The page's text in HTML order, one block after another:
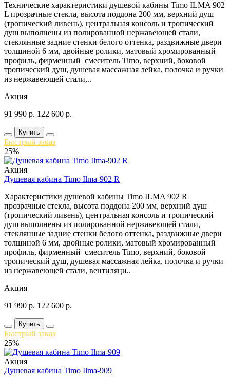
Технические характеристики душевой кабины Timo ILMA 902
L прозрачные стекла, высота поддона 200 мм, верхний душ
(тропический ливень), центральная консоль и тропический
душ выполнены из полированной нержавеющей стали,
стеклянные задние стенки белого оттенка, раздвижные двери
толщиной 6 мм, двойные ролики, матовый хромированный
профиль, фирменный смеситель Timo, верхний, боковой
тропический душ, душевая массажная лейка, полочка и ручки
из нержавеющей стали,..
Акция
91 990 р. 122 600 р.
Купить
Быстрый заказ
25%
Акция
Душевая кабина Timo Ilma-902 R
Характеристики душевой кабины Timo ILMA 902 R
прозрачные стекла, высота поддона 200 мм, верхний душ
(тропический ливень), центральная консоль и тропический
душ выполнены из полированной нержавеющей стали,
стеклянные задние стенки белого оттенка, раздвижные двери
толщиной 6 мм, двойные ролики, матовый хромированный
профиль, фирменный смеситель Timo, верхний, боковой
тропический душ, душевая массажная лейка, полочка и ручки
из нержавеющей стали, вентиляци..
Акция
91 990 р. 122 600 р.
Купить
Быстрый заказ
25%
Акция
Душевая кабина Timo Ilma-909